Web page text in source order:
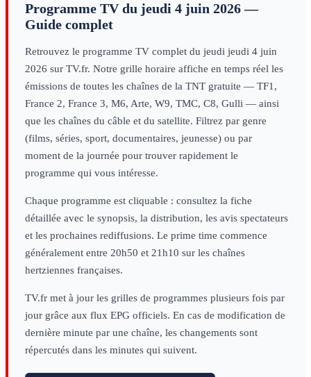
Programme TV du jeudi 4 juin 2026—
Guide complet
Retrouvez le programme TV complet du jeudi jeudi 4 juin
2026 sur TV.fr. Notre grille horaire affiche en temps réel les
émissions de toutes les chaînes de la TNT gratuite — TF1,
France 2, France 3, M6, Arte, W9, TMC, C8, Gulli — ainsi
que les chaînes du câble et du satellite. Filtrez par genre
(films, séries, sport, documentaires, jeunesse) ou par
moment de la journée pour trouver rapidement le
programme qui vous intéresse.
Chaque programme est cliquable : consultez la fiche
détaillée avec le synopsis, la distribution, les avis spectateurs
et les prochaines rediffusions. Le prime time commence
généralement entre 20h50 et 21h10 sur les chaînes
hertziennes françaises.
TV.fr met à jour les grilles de programmes plusieurs fois par
jour grâce aux flux EPG officiels. En cas de modification de
dernière minute par une chaîne, les changements sont
répercutés dans les minutes qui suivent.